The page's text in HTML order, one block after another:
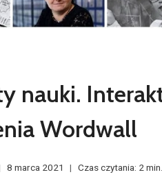
nauki.
Wordwall
8 marca 2021 Czas czytania: 2 min.